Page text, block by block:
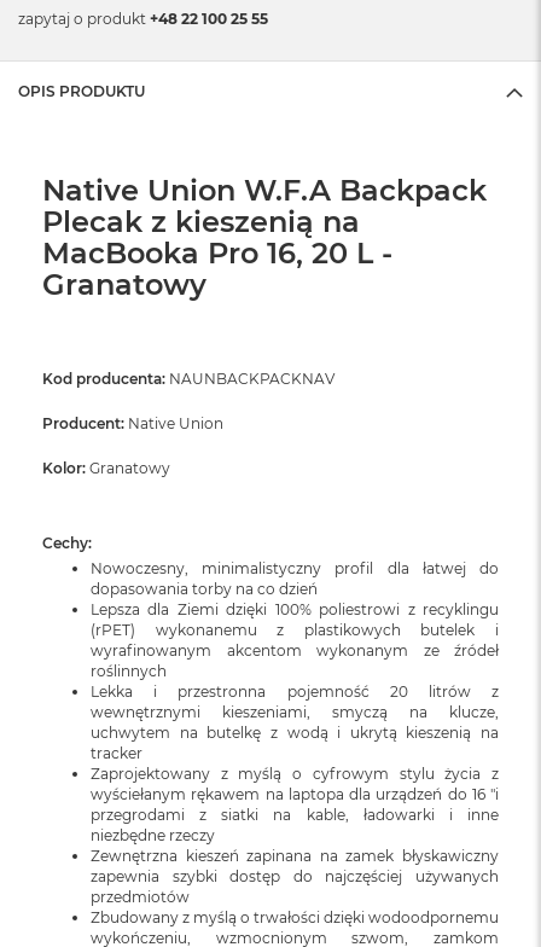
zapytaj o produkt +48 22 100 25 55
OPIS PRODUKTU
Native Union W.F.A Backpack
Plecak z kieszenią na
MacBooka Pro 16, 20 L -
Granatowy
Kod producenta: NAUNBACKPACKNAV
Producent: Native Union
Kolor: Granatowy
Cechy:
Nowoczesny, minimalistyczny profil dla łatwej do
dopasowania torby na co dzień
Lepsza dla Ziemi dzięki 100% poliestrowi z recyklingu
(rPET) wykonanemu z plastikowych butelek i
wyrafinowanym akcentom wykonanym ze źródeł
roślinnych
Lekka i przestronna pojemność 20 litrów z
wewnętrznymi kieszeniami, smyczą na klucze,
uchwytem na butelkę z wodą i ukrytą kieszenią na
tracker
Zaprojektowany z myślą o cyfrowym stylu życia z
wyściełanym rękawem na laptopa dla urządzeń do 16 "i
przegrodami z siatki na kable, ładowarki i inne
niezbędne rzeczy
Zewnętrzna kieszeń zapinana na zamek błyskawiczny
zapewnia szybki dostęp do najczęściej używanych
przedmiotów
Zbudowany z myślą o trwałości dzięki wodoodpornemu
wykończeniu, wzmocnionym szwom, zamkom